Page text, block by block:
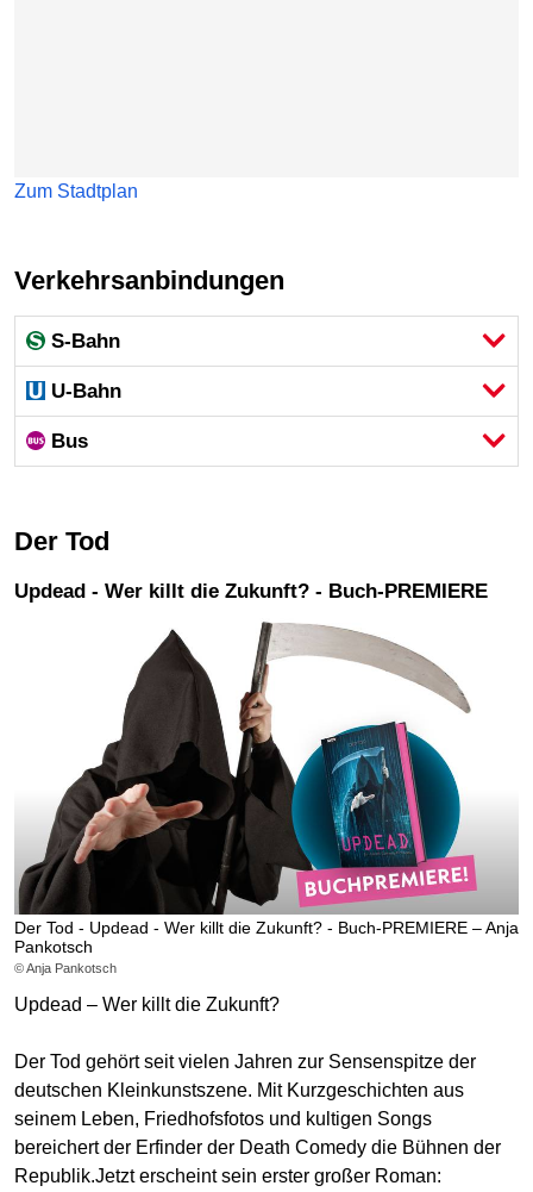
Zum Stadtplan
Verkehrsanbindungen
S-Bahn
U-Bahn
Bus
Der Tod
Updead - Wer killt die Zukunft? - Buch-PREMIERE
Der Tod - Updead - Wer killt die Zukunft? - Buch-PREMIERE – Anja
Pankotsch
© Anja Pankotsch
Updead – Wer killt die Zukunft?
Der Tod gehört seit vielen Jahren zur Sensenspitze der
deutschen Kleinkunstszene. Mit Kurzgeschichten aus
seinem Leben, Friedhofsfotos und kultigen Songs
bereichert der Erfinder der Death Comedy die Bühnen der
Republik.Jetzt erscheint sein erster großer Roman: